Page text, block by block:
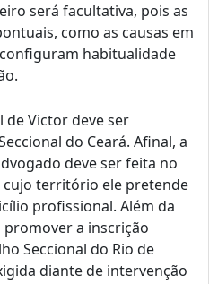
será facultativa, pois as
como as causas em
habitualidade
de Victor deve ser
do Ceará. Afinal, a
deve ser feita no
cujo território ele pretende
profissional. Além da
a inscrição
Seccional do Rio de
diante de intervenção